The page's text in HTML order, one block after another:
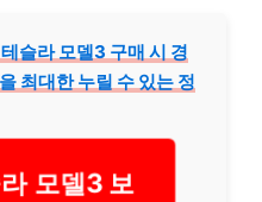
슬라 모델3 구매 시 경
최대한 누릴 수 있는 정
모델3 보